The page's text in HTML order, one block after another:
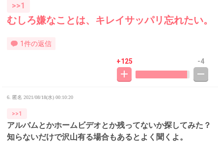
>>1
むしろ嫌なことは、キレイサッパリ忘れたい。
1件の返信
+125 -4
6. 匿名 2021/08/18(水) 00:10:20
>>1
アルバムとかホームビデオとか残ってないか探してみた？
知らないだけで沢山有る場合もあるとよく聞くよ。